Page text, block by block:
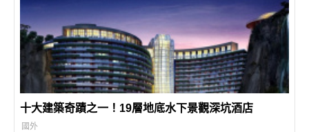
十大建築奇蹟之一！19層地底水下景觀深坑酒店
國外